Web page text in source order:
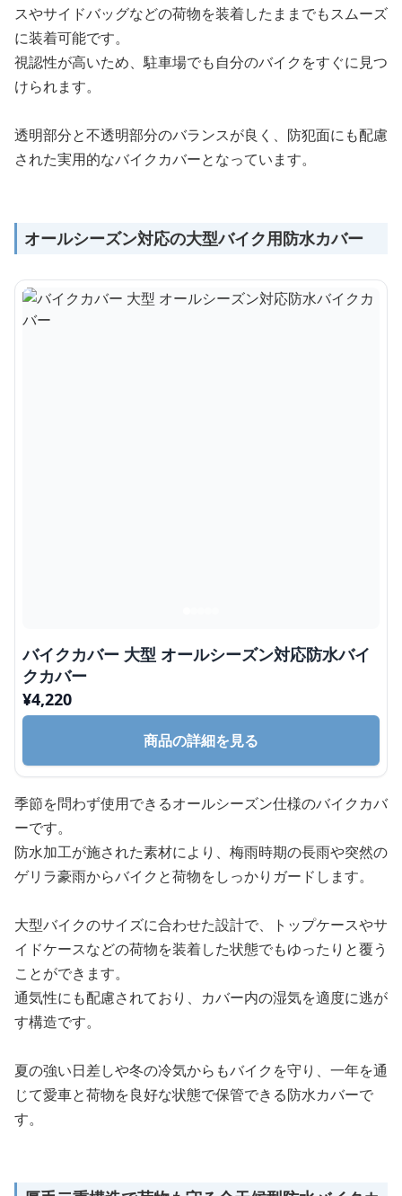
スやサイドバッグなどの荷物を装着したままでもスムーズ
に装着可能です。
視認性が高いため、駐車場でも自分のバイクをすぐに見つ
けられます。
透明部分と不透明部分のバランスが良く、防犯面にも配慮
された実用的なバイクカバーとなっています。
オールシーズン対応の大型バイク用防水カバー
バイクカバー 大型 オールシーズン対応防水バイ
クカバー
¥4,220
商品の詳細を見る
季節を問わず使用できるオールシーズン仕様のバイクカバ
ーです。
防水加工が施された素材により、梅雨時期の長雨や突然の
ゲリラ豪雨からバイクと荷物をしっかりガードします。
大型バイクのサイズに合わせた設計で、トップケースやサ
イドケースなどの荷物を装着した状態でもゆったりと覆う
ことができます。
通気性にも配慮されており、カバー内の湿気を適度に逃が
す構造です。
夏の強い日差しや冬の冷気からもバイクを守り、一年を通
じて愛車と荷物を良好な状態で保管できる防水カバーで
す。